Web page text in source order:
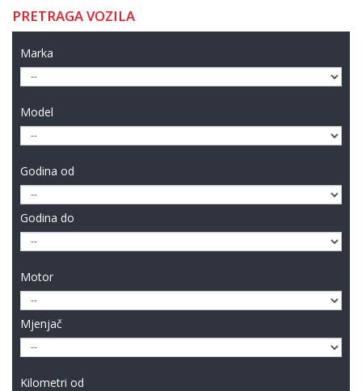
PRETRAGA VOZILA
Marka
Model
Godina od
Godina do
Motor
Mjenjač
Kilometri od